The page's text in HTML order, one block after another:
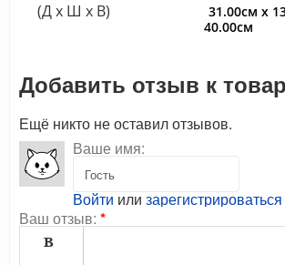
(Д x Ш x В)
31.00см x
40.00см
Добавить отзыв к
Ещё никто не оставил отзывов.
Ваше имя:
Войти или зарегистрироваться
Ваш отзыв: *
